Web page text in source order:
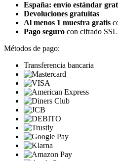
España: envío estándar
Devoluciones gratuitas
Al menos 1 muestra gratis
Pago seguro con cifrado SSL
Métodos de pago:
Transferencia bancaria